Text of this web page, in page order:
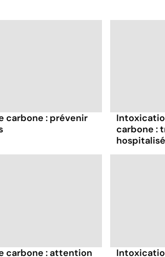
carbone : prévenir
carbone :
carbone : attention